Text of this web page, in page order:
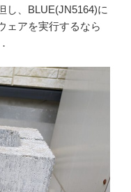
し、BLUE(JN5164)に
ェアを実行するなら